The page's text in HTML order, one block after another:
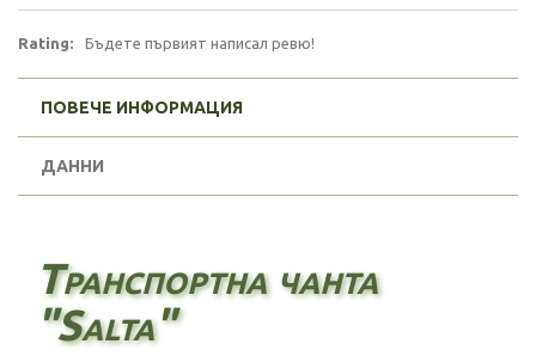
Rating: Бъдете първият написал ревю!
ПОВЕЧЕ ИНФОРМАЦИЯ
ДАННИ
Транспортна чанта
"Salta"